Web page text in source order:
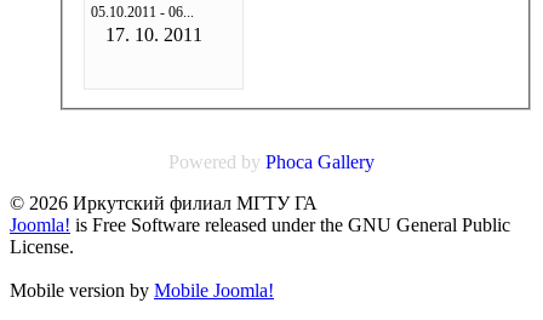
05.10.2011 - 06...
17. 10. 2011
Powered by Phoca Gallery
© 2026 Иркутский филиал МГТУ ГА
Joomla! is Free Software released under the GNU General Public
License.
Mobile version by Mobile Joomla!